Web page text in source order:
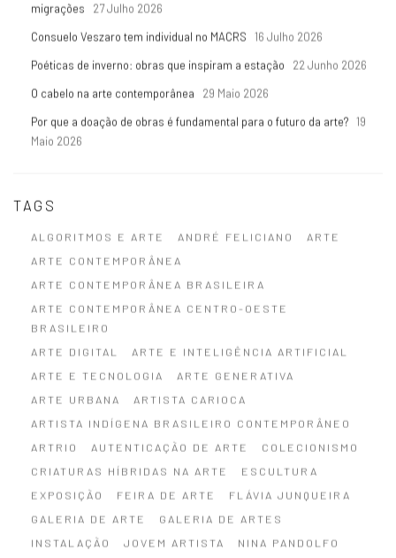
migrações
27 Julho 2026
Consuelo Veszaro tem individual no MACRS
16 Julho 2026
Poéticas de inverno: obras que inspiram a estação
22 Junho 2026
O cabelo na arte contemporânea
29 Maio 2026
Por que a doação de obras é fundamental para o futuro da arte? 19
Maio 2026
TAGS
ALGORITMOS E ARTE ANDRÉ FELICIANO
ARTE
ARTE CONTEMPORÂNEA
ARTE CONTEMPORÂNEA BRASILEIRA
ARTE CONTEMPORÂNEA CENTRO-OESTE
BRASILEIRO
ARTE DIGITAL
ARTE E INTELIGÊNCIA ARTIFICIAL
ARTE E TECNOLOGIA
ARTE GENERATIVA
ARTE URBANA
ARTISTA CARIOCA
ARTISTA INDÍGENA BRASILEIRO CONTEMPORÂNEO
ARTRIO
AUTENTICAÇÃO DE ARTE
COLECIONISMO
CRIATURAS HÍBRIDAS NA ARTE
ESCULTURA
EXPOSIÇÃO
FEIRA DE ARTE
FLÁVIA JUNQUEIRA
GALERIA DE ARTE
GALERIA DE ARTES
INSTALAÇÃO
JOVEM ARTISTA
NINA PANDOLFO